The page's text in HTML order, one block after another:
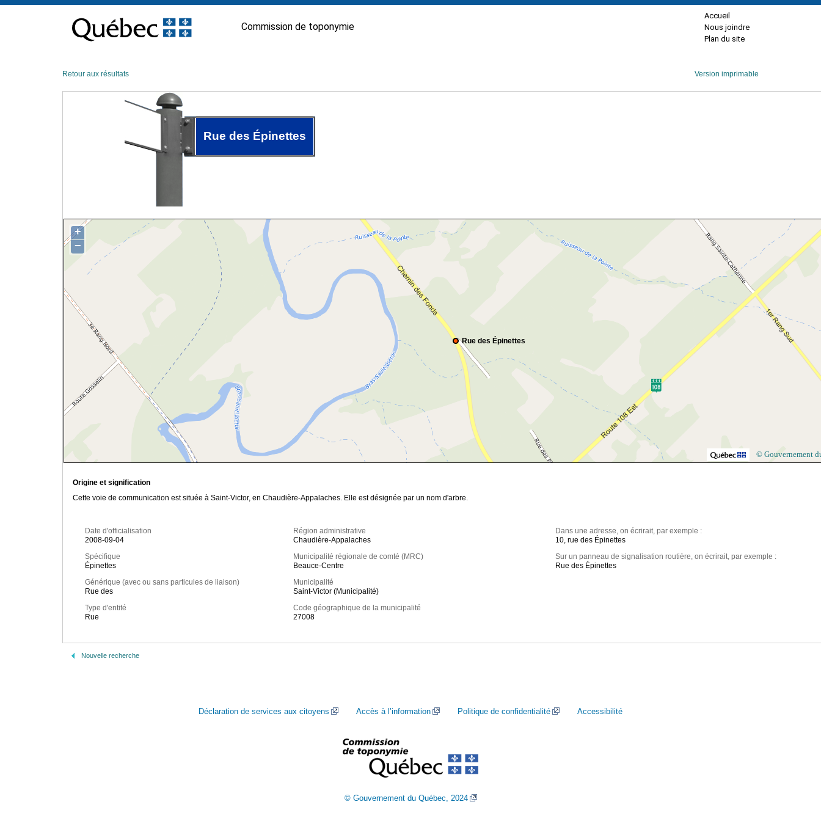
contenu
Commission de toponymie
Accueil
Nous joindre
Plan du site
Retour aux résultats Version imprimable
Rue des Épinettes
Rue des Épinettes
+
−
© Gouvernement
Origine et signification
Cette voie de communication est située à Saint-Victor, en Chaudière-Appalaches. Elle est désignée par un nom d'arbre.
Date d'officialisation
2008-09-04
Spécifique
Épinettes
Générique (avec ou sans particules de liaison)
Rue des
Type d'entité
Rue
Région administrative
Chaudière-Appalaches
Municipalité régionale de comté (MRC)
Beauce-Centre
Municipalité
Saint-Victor (Municipalité)
Code géographique de la municipalité
27008
Dans une adresse, on écrirait, par exemple :
10, rue des Épinettes
Sur un panneau de signalisation routière, on écrirait, par exemple :
Rue des Épinettes
Nouvelle recherche
Déclaration de services aux citoyens Accès à l’information Politique de confidentialité Accessibilité
© Gouvernement du Québec, 2024